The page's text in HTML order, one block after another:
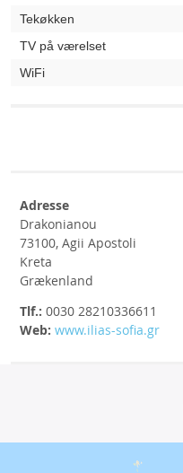
Tekøkken
TV på værelset
WiFi
Adresse
Drakonianou
73100, Agii Apostoli
Kreta
Grækenland
Tlf.: 0030 28210336611
Web: www.ilias-sofia.gr